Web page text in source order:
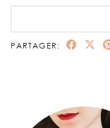
PARTAGER: